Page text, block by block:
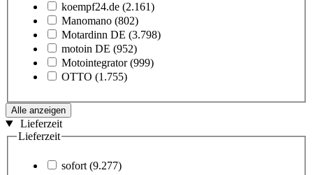
koempf24.de (2.161)
Manomano (802)
Motardinn DE (3.798)
motoin DE (952)
Motointegrator (999)
OTTO (1.755)
Alle anzeigen
Lieferzeit
Lieferzeit
sofort (9.277)